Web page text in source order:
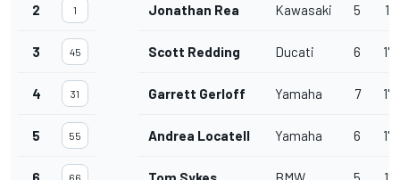
2 1 Jonathan Rea Kawasaki 5
3 45 Scott Redding Ducati 6
4 31 Garrett Gerloff Yamaha 7
5 55 Andrea Locatelli Yamaha 6
66